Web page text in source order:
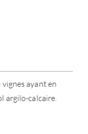
ayant en
argilo-calcaire.